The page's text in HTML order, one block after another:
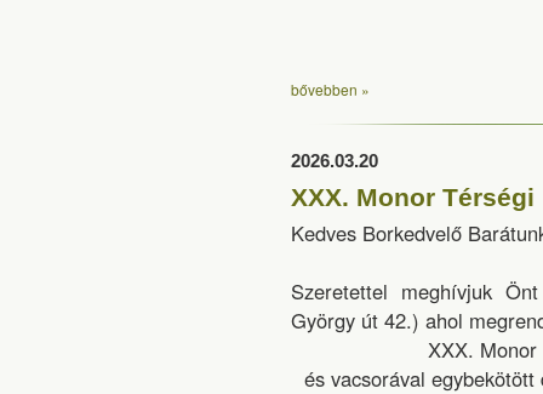
bővebben »
2026.03.20
XXX. Monor
Kedves Borkedvelő
Szeretettel meghívjuk
György út 42.) ahol
XXX.
és vacsorával